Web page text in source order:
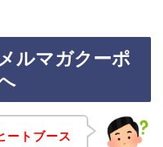
ルマガクーポ
ートブース